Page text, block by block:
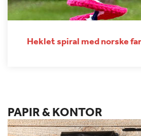
Heklet spiral med norske
PAPIR & KONTOR